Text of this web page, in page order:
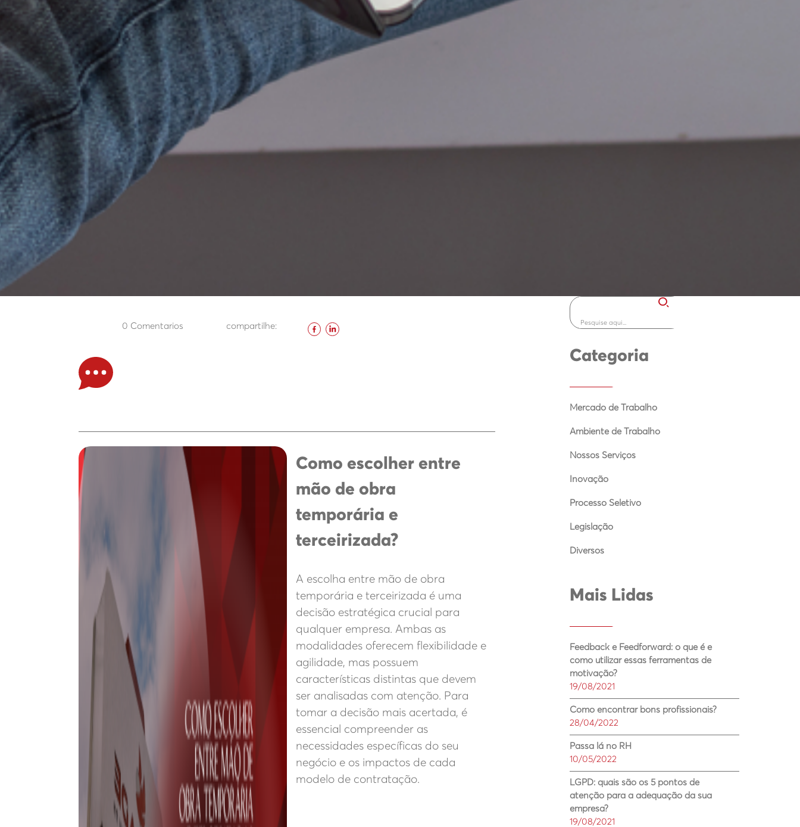
0 Comentarios compartilhe:
Como escolher entre
mão de obra
temporária e
terceirizada?
A escolha entre mão de obra
temporária e terceirizada é uma
decisão estratégica crucial para
qualquer empresa. Ambas as
modalidades oferecem flexibilidade e
agilidade, mas possuem
características distintas que devem
ser analisadas com atenção. Para
tomar a decisão mais acertada, é
essencial compreender as
necessidades específicas do seu
negócio e os impactos de cada
modelo de contratação.
Categoria
Mercado de Trabalho
Ambiente de Trabalho
Nossos Serviços
Inovação
Processo Seletivo
Legislação
Diversos
Mais Lidas
Feedback e Feedforward: o que é e
como utilizar essas ferramentas de
motivação?
19/08/2021
Como encontrar bons profissionais?
28/04/2022
Passa lá no RH
10/05/2022
LGPD: quais são os 5 pontos de
atenção para a adequação da sua
empresa?
19/08/2021